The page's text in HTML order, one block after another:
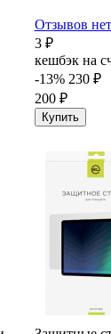
Отзывов нет
3 ₽
кешбэк на
-13% 230 ₽
200 ₽
Купить